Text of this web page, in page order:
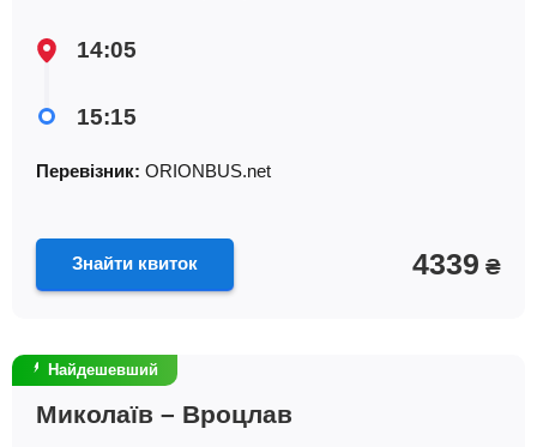
14:05
15:15
Перевізник: ORIONBUS.net
Знайти квиток 4339 ₴
Найдешевший
Миколаїв – Вроцлав